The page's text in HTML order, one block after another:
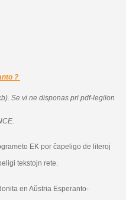
?
Se vi ne disponas pri pdf-legilon
EK por ĉapeligo de literoj
tekstojn rete.
en Aŭstria Esperanto-